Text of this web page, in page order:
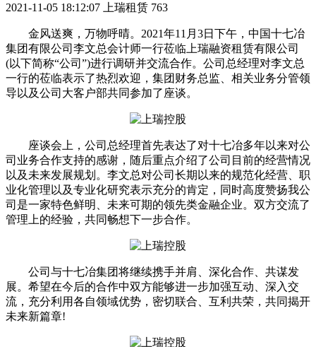
2021-11-05 18:12:07 上瑞租赁 763
金风送爽，万物呼晴。2021年11月3日下午，中国十七冶
集团有限公司李文总会计师一行莅临上瑞融资租赁有限公司
(以下简称“公司”)进行调研并交流合作。公司总经理对李文总
一行的莅临表示了热烈欢迎，集团财务总监、相关业务分管领
导以及公司大客户部共同参加了座谈。
座谈会上，公司总经理首先表达了对十七冶多年以来对公
司业务合作支持的感谢，随后重点介绍了公司目前的经营情况
以及未来发展规划。李文总对公司长期以来的规范化经营、职
业化管理以及专业化研究表示充分的肯定，同时高度赞扬我公
司是一家特色鲜明、未来可期的领先类金融企业。双方交流了
管理上的经验，共同畅想下一步合作。
公司与十七冶集团将继续携手并肩、深化合作、共谋发
展。希望在今后的合作中双方能够进一步加强互动、深入交
流，充分利用各自领域优势，密切联合、互利共荣，共同揭开
未来新篇章!